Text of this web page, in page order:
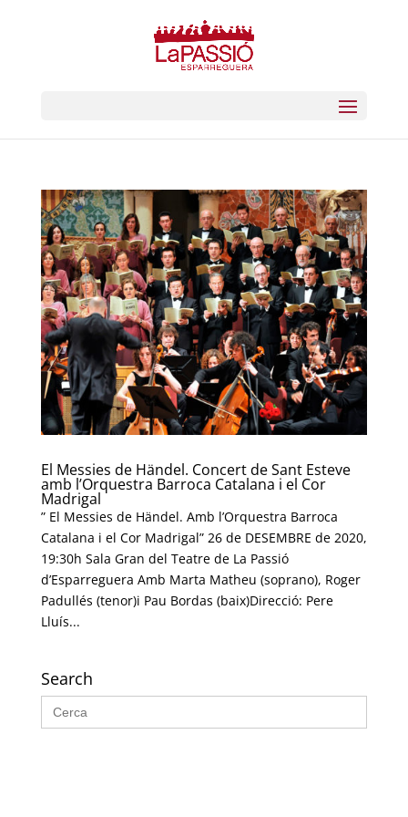
El Messies de Händel. Concert de Sant Esteve
amb l’Orquestra Barroca Catalana i el Cor
Madrigal
” El Messies de Händel. Amb l’Orquestra Barroca
Catalana i el Cor Madrigal” 26 de DESEMBRE de 2020,
19:30h Sala Gran del Teatre de La Passió
d’Esparreguera Amb Marta Matheu (soprano), Roger
Padullés (tenor)i Pau Bordas (baix)Direcció: Pere
Lluís...
Search
Search
for: